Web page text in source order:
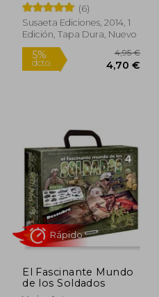
5%
dcto.
19,95 €
18,95 €
Rápido
(6)
Susaeta Ediciones, 2014, 1
Edición, Tapa Dura, Nuevo
El Fascinante Mundo
de los Soldados